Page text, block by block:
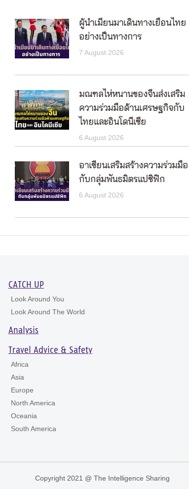
ผู้นำเมียนมาเดินทางเยือนไทย
อย่างเป็นทางการ
7 August 2026
มณฑลไห่หนานของจีนส่งเสริม
ความร่วมมือด้านเศรษฐกิจกับ
ไทยและอินโดนีเซีย
6 August 2026
อาเซียนเสริมสร้างความร่วมมือ
กับกลุ่มพันธมิตรแปซิฟิก
6 August 2026
CATCH UP
Look Around You
Look Around The World
Analysis
Travel Advice & Safety
Africa
Asia
Europe
North America
Oceania
South America
Copyright 2021 @ The Intelligence Sharing